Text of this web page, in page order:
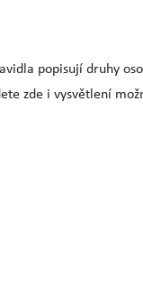
popisují druhy
zde i vysvětlení